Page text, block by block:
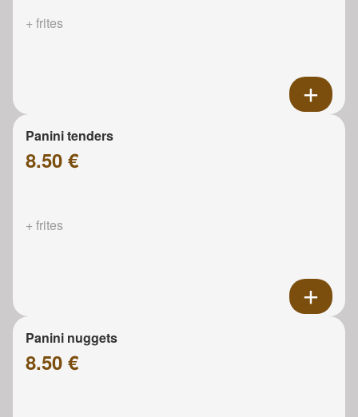
+ frites
Panini tenders
8.50 €
+ frites
Panini nuggets
8.50 €